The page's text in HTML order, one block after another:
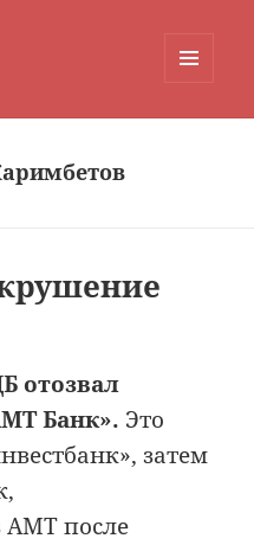
отозвал
Банк». Это
затем
после